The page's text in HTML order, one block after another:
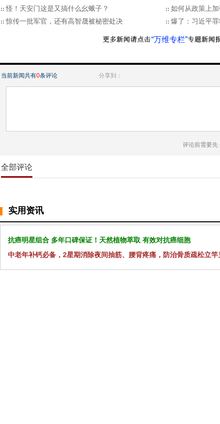
怪！天安门这是又搞什么幺蛾子？
如何从政策上
惊传一批军官，还有高智晟被秘密处决
爆了：习近平
“万维专栏”
当前新闻共有0条评论 分享到：
评论前需要先
全部评论
实用资讯
抗癌明星组合 多年口碑保证！天然植物萃取 有效对抗癌细胞
中老年补钙必备，2星期消除夜间抽筋、腰背疼痛，防治骨质疏松立竿